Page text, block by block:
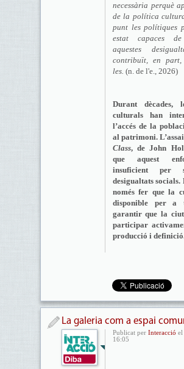
necessària perquè
de la política
punt les polítiques
estat capaces de
aquestes
contribuït, en
les. (n. de l'e., 2026)
Durant dècades,
culturals han
l’accés de la
al patrimoni.
Class, de John
que aquest
insuficient per
desigualtats socials.
només fer que la
disponible per a
garantir que la
participar
producció i
La galeria com a espai
Publicat per Interacció el
16:05